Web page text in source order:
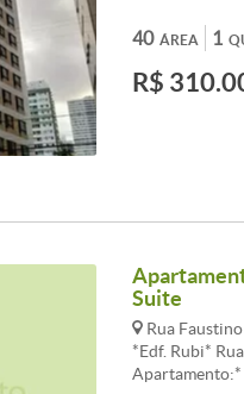
ÁREA
40 1
R$
Suite
Rua
*Edf. Rubi*
Apartamento:*